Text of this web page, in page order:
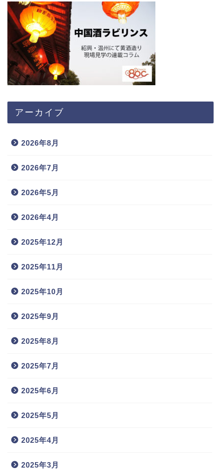
アーカイブ
2026年8月
2026年7月
2026年5月
2026年4月
2025年12月
2025年11月
2025年10月
2025年9月
2025年8月
2025年7月
2025年6月
2025年5月
2025年4月
2025年3月